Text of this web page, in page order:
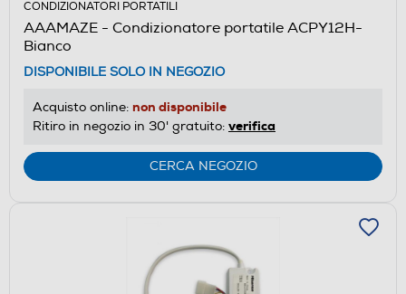
CONDIZIONATORI PORTATILI
AAAMAZE - Condizionatore portatile ACPY12H-
Bianco
DISPONIBILE SOLO IN NEGOZIO
Acquisto online: non disponibile
Ritiro in negozio in 30' gratuito: verifica
CERCA NEGOZIO